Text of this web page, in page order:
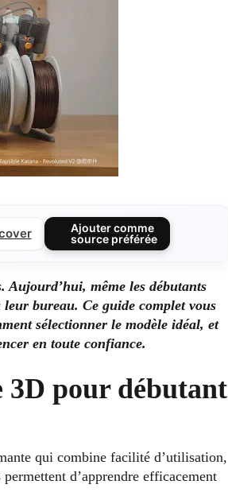
Ajouter comme
source préférée
Aujourd’hui, même les débutants
bureau. Ce guide complet vous
sélectionner le modèle idéal, et
en toute confiance.
pour débutant
qui combine facilité d’utilisation,
d’apprendre efficacement